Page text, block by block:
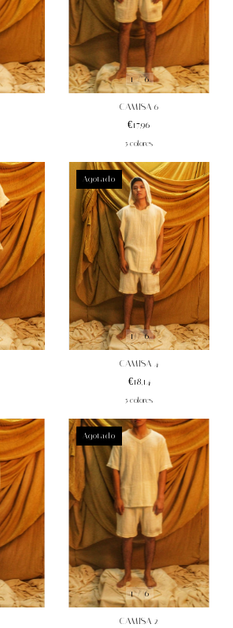
1/6
CAMISA 6
€17,96
5 colores
1/6
Agotado
CAMISA 4
€18,14
5 colores
1/6
Agotado
CAMISA 2